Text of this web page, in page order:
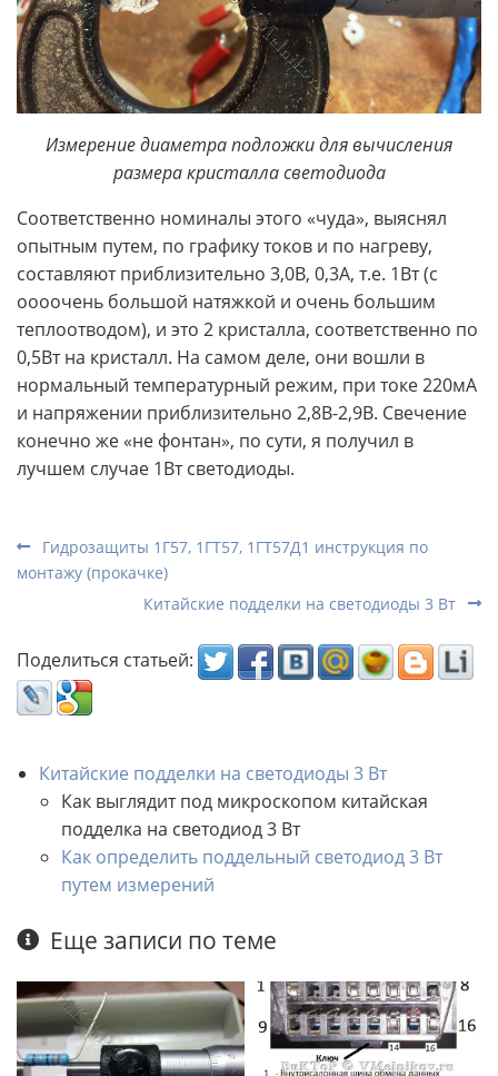
Измерение диаметра подложки для вычисления
размера кристалла светодиода
Соответственно номиналы этого «чуда», выяснял
опытным путем, по графику токов и по нагреву,
составляют приблизительно 3,0В, 0,3А, т.е. 1Вт (с
оооочень большой натяжкой и очень большим
теплоотводом), и это 2 кристалла, соответственно по
0,5Вт на кристалл. На самом деле, они вошли в
нормальный температурный режим, при токе 220мА
и напряжении приблизительно 2,8В-2,9В. Свечение
конечно же «не фонтан», по сути, я получил в
лучшем случае 1Вт светодиоды.
Гидрозащиты 1Г57, 1ГТ57, 1ГТ57Д1 инструкция по
монтажу (прокачке)
Китайские подделки на светодиоды 3 Вт
Поделиться статьей:
Китайские подделки на светодиоды 3 Вт
Как выглядит под микроскопом китайская
подделка на светодиод 3 Вт
Как определить поддельный светодиод 3 Вт
путем измерений
Еще записи по теме